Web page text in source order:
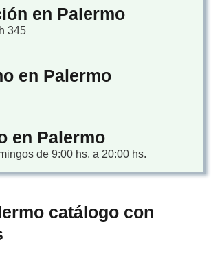
en Palermo
345
en Palermo
en Palermo
de 9:00 hs. a 20:00 hs.
catálogo con